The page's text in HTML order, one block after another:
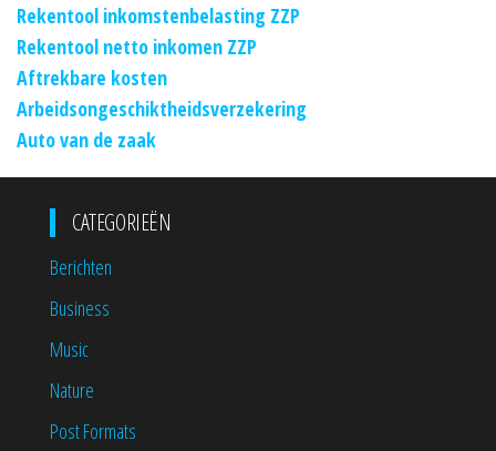
Rekentool inkomstenbelasting ZZP
Rekentool netto inkomen ZZP
Aftrekbare kosten
Arbeidsongeschiktheidsverzekering
Auto van de zaak
CATEGORIEËN
Berichten
Business
Music
Nature
Post Formats